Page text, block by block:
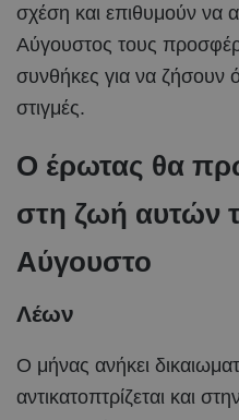
σχέση και επιθυμούν να
Αύγουστος τους
συνθήκες για να ζήσουν
στιγμές.
Ο έρωτας θα
στη ζωή αυτών
Αύγουστο
Λέων
Ο μήνας ανήκει
αντικατοπτρίζεται και